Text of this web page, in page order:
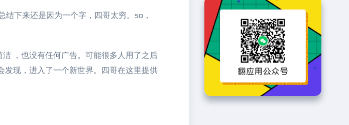
下来还是因为一个字，四哥太穷。so，
，也没有任何广告。可能很多人用了之后
现，进入了一个新世界。四哥在这里提供